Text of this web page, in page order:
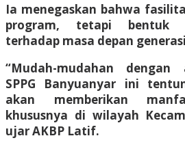
Ia menegaskan bahwa
program, tetapi bentuk
terhadap masa depan
“Mudah-mudahan dengan
SPPG Banyuanyar ini
akan memberikan
khususnya di wilayah
ujar AKBP Latif.